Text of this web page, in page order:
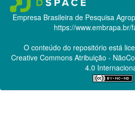
Empresa Brasileira de Pesquisa
https://www.embrapa.br/
O conteúdo do repositório está
Creative CommonsAtribuição -
4.0